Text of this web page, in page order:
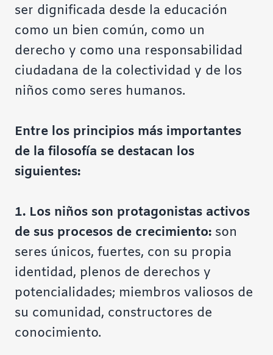
ser dignificada desde la educación
como un bien común, como un
derecho y como una responsabilidad
ciudadana de la colectividad y de los
niños como seres humanos.
Entre los principios más importantes
de la filosofía se destacan los
siguientes:
1. Los niños son protagonistas activos
de sus procesos de crecimiento: son
seres únicos, fuertes, con su propia
identidad, plenos de derechos y
potencialidades; miembros valiosos de
su comunidad, constructores de
conocimiento.